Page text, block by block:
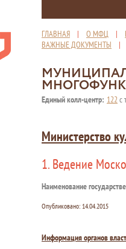
ГЛАВНАЯ | О МФЦ |
ВАЖНЫЕ ДОКУМЕНТЫ
Единый колл-центр: 122с
Министерство
1. Ведение
Наименование
Опубликовано: 14.04.2015
Информация органов